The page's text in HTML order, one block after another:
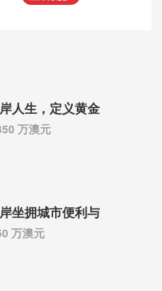
人生，定义黄金
万澳元
坐拥城市便利与
万澳元